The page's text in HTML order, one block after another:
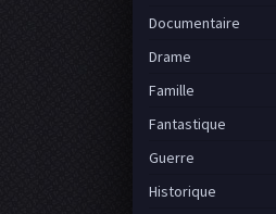
Documentaire
Drame
Famille
Fantastique
Guerre
Historique